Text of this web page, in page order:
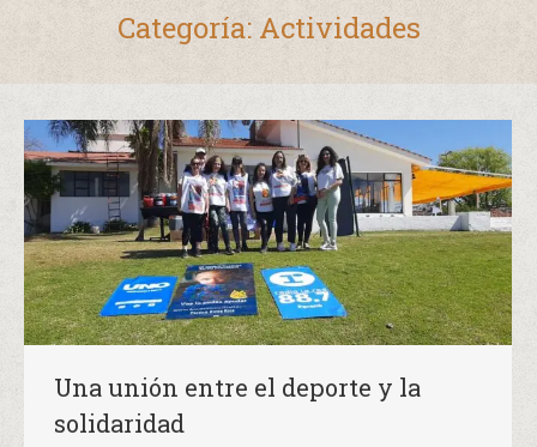
Categoría: Actividades
Una unión entre el deporte y la
solidaridad